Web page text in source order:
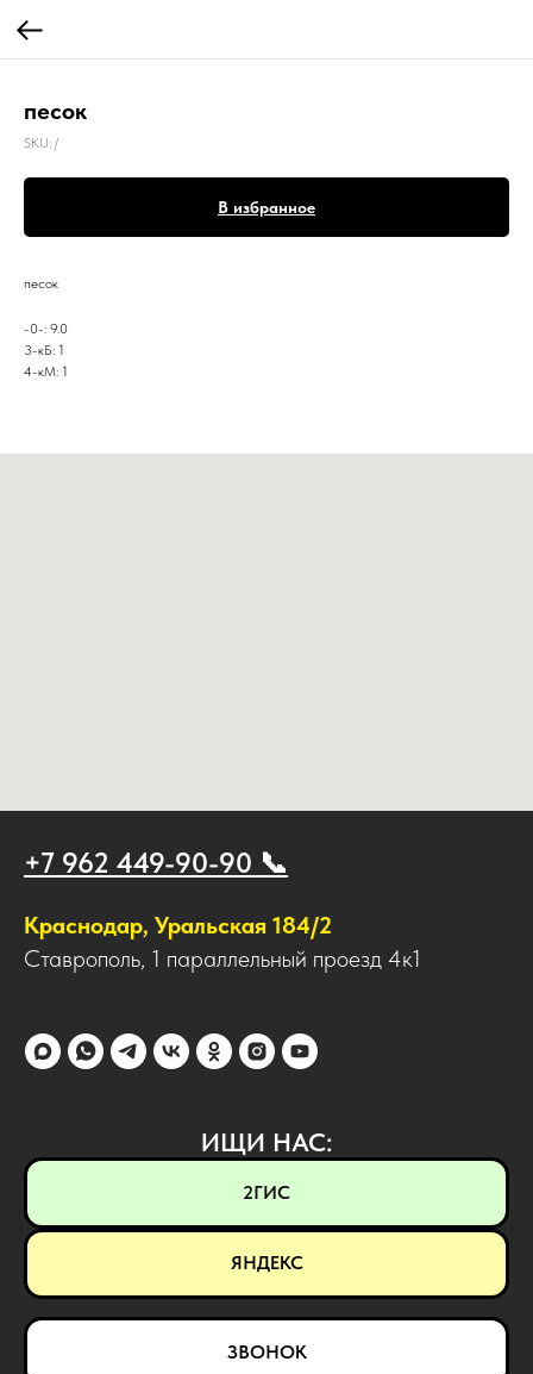
песок
SKU: /
В избранное
песок
-0-: 9.0
3-кБ: 1
4-кМ: 1
+7 962 449-90-90 📞
Краснодар, Уральская 184/2
Ставрополь, 1 параллельный проезд 4к1
ИЩИ НАС:
2ГИС
ЯНДЕКС
ЗВОНОК